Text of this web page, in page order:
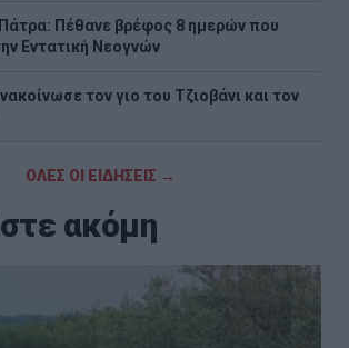
Πέθανε βρέφος 8 ημερών που
Εντατική Νεογνών
τον γιο του Τζιοβάνι και τον
ΟΛΕΣ ΟΙ ΕΙΔΗΣΕΙΣ →
ακόμη